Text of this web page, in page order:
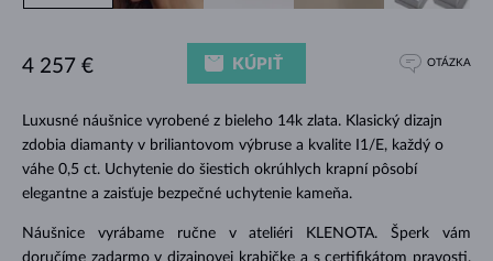
Luxusné náušnice vyrobené z bieleho 14k zlata. Klasický dizajn
zdobia diamanty v briliantovom výbruse a kvalite I1/E, každý o
váhe 0,5 ct. Uchytenie do šiestich okrúhlych krapní pôsobí
elegantne a zaisťuje bezpečné uchytenie kameňa.
Náušnice vyrábame ručne v ateliéri KLENOTA. Šperk vám
doručíme zadarmo v dizajnovej krabičke a s certifikátom pravosti.
4 257 € KÚPIŤ OTÁZKA